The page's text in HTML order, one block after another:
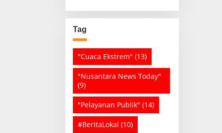
Tag
"Cuaca Ekstrem" (13)
"Nusantara News Today"
(9)
"Pelayanan Publik" (14)
#BeritaLokal (10)